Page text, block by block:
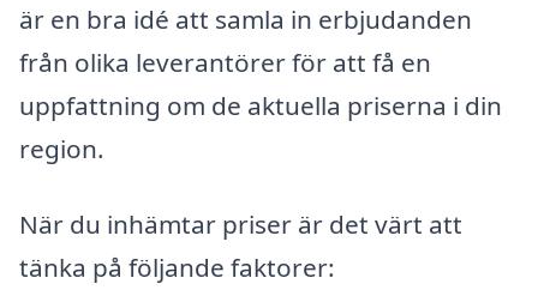
är en bra idé att samla in erbjudanden
från olika leverantörer för att få en
uppfattning om de aktuella priserna i din
region.
När du inhämtar priser är det värt att
tänka på följande faktorer: